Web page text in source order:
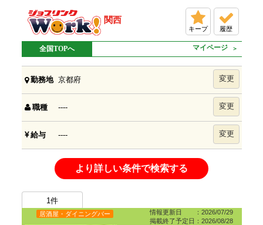
関西
キープ 履歴
全国TOPへ マイページ
勤務地 京都府 変更
職種 ---- 変更
給与 ---- 変更
より詳しい条件で検索する
1件
情報更新日 ：2026/07/29
掲載終了予定日：2026/08/28
居酒屋・ダイニングバー